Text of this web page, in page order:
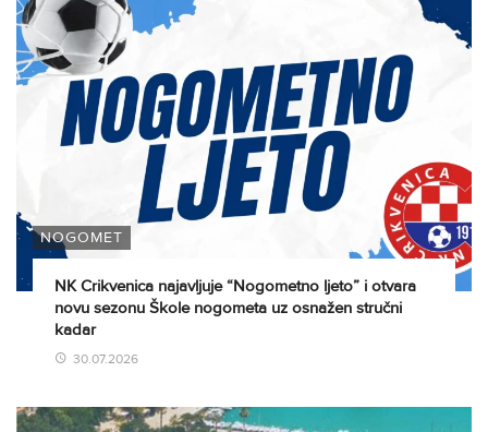
NOGOMET
NK Crikvenica najavljuje “Nogometno ljeto” i otvara
novu sezonu Škole nogometa uz osnažen stručni
kadar
30.07.2026